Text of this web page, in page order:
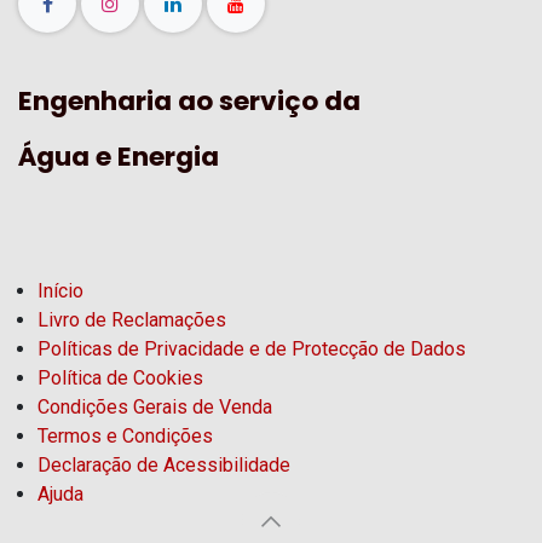
Engenharia ao serviço da
Água e Energia
Início
Livro de Reclamações
Políticas de Privacidade e de Protecção de Dados
Política de Cookies
Condições Gerais de Venda
Termos e Condições
Declaração de Acessibilidade
Ajuda